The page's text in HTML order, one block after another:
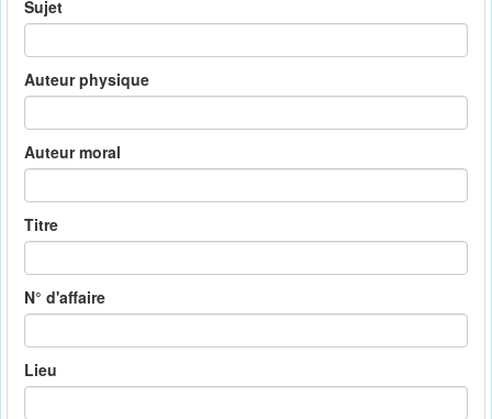
Sujet
Auteur physique
Auteur moral
Titre
N° d'affaire
Lieu